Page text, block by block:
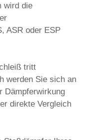
wird die
ASR oder ESP
tritt
werden Sie sich an
Dämpferwirkung
direkte Vergleich